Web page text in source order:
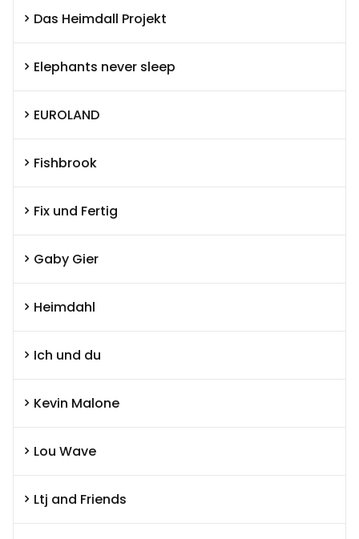
Das Heimdall Projekt
Elephants never sleep
EUROLAND
Fishbrook
Fix und Fertig
Gaby Gier
Heimdahl
Ich und du
Kevin Malone
Lou Wave
Ltj and Friends